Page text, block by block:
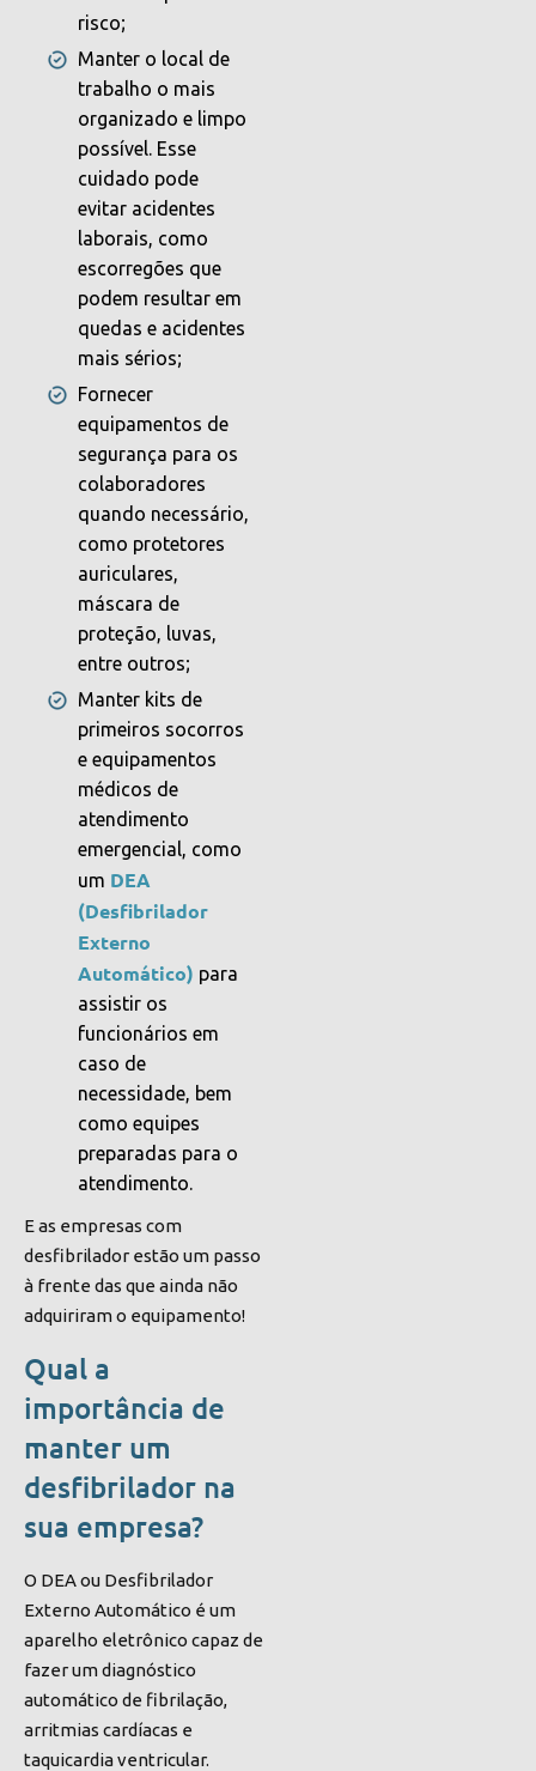
risco;
Manter o local de
trabalho o mais
organizado e limpo
possível. Esse
cuidado pode
evitar acidentes
laborais, como
escorregões que
podem resultar em
quedas e acidentes
mais sérios;
Fornecer
equipamentos de
segurança para os
colaboradores
quando necessário,
como protetores
auriculares,
máscara de
proteção, luvas,
entre outros;
Manter kits de
primeiros socorros
e equipamentos
médicos de
atendimento
emergencial, como
um DEA
(Desfibrilador
Externo
Automático) para
assistir os
funcionários em
caso de
necessidade, bem
como equipes
preparadas para o
atendimento.
E as empresas com
desfibrilador estão um passo
à frente das que ainda não
adquiriram o equipamento!
Qual a
importância de
manter um
desfibrilador na
sua empresa?
O DEA ou Desfibrilador
Externo Automático é um
aparelho eletrônico capaz de
fazer um diagnóstico
automático de fibrilação,
arritmias cardíacas e
taquicardia ventricular.